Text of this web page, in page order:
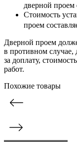
дверной проем
Стоимость
проем
Дверной проем
в противном случае,
за доплату,
работ.
Похожие товары